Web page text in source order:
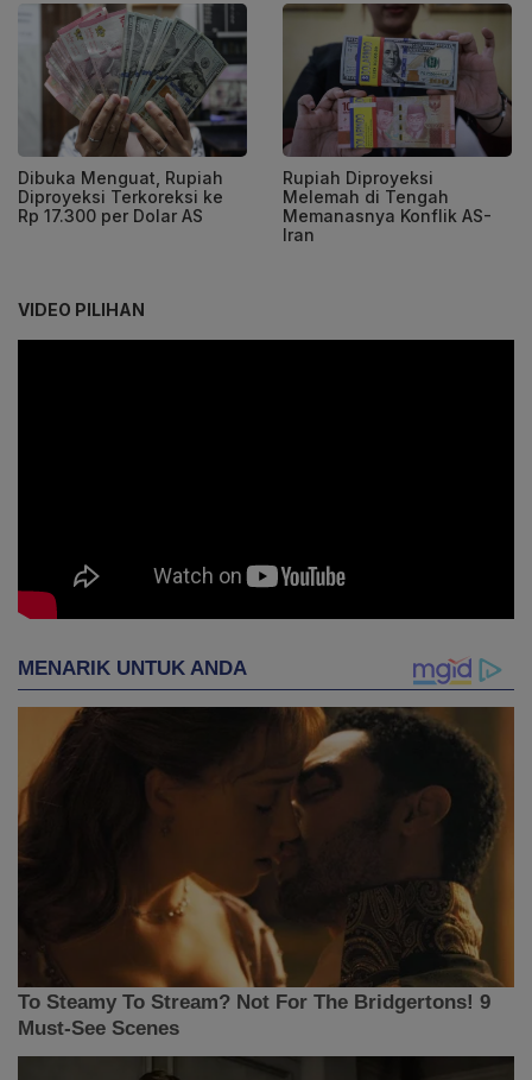
Dibuka Menguat, Rupiah
Diproyeksi Terkoreksi ke
Rp 17.300 per Dolar AS
Rupiah Diproyeksi
Melemah di Tengah
Memanasnya Konflik AS-
Iran
VIDEO PILIHAN